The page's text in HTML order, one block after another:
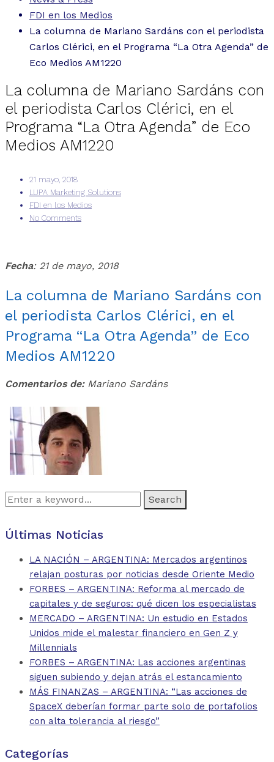
FDI en los Medios
La columna de Mariano Sardáns con el periodista
Carlos Clérici, en el Programa “La Otra Agenda” de
Eco Medios AM1220
La columna de Mariano Sardáns con
el periodista Carlos Clérici, en el
Programa “La Otra Agenda” de Eco
Medios AM1220
21 mayo, 2018
LUPA Marketing Solutions
FDI en los Medios
No Comments
Fecha: 21 de mayo, 2018
La columna de Mariano Sardáns con
el periodista Carlos Clérici, en el
Programa “La Otra Agenda” de Eco
Medios AM1220
Comentarios de:Mariano Sardáns
Search
Últimas Noticias
LA NACIÓN – ARGENTINA: Mercados argentinos
relajan posturas por noticias desde Oriente Medio
FORBES – ARGENTINA: Reforma al mercado de
capitales y de seguros: qué dicen los especialistas
MERCADO – ARGENTINA: Un estudio en Estados
Unidos mide el malestar financiero en Gen Z y
Millennials
FORBES – ARGENTINA: Las acciones argentinas
siguen subiendo y dejan atrás el estancamiento
MÁS FINANZAS – ARGENTINA: “Las acciones de
SpaceX deberían formar parte solo de portafolios
con alta tolerancia al riesgo”
Categorías